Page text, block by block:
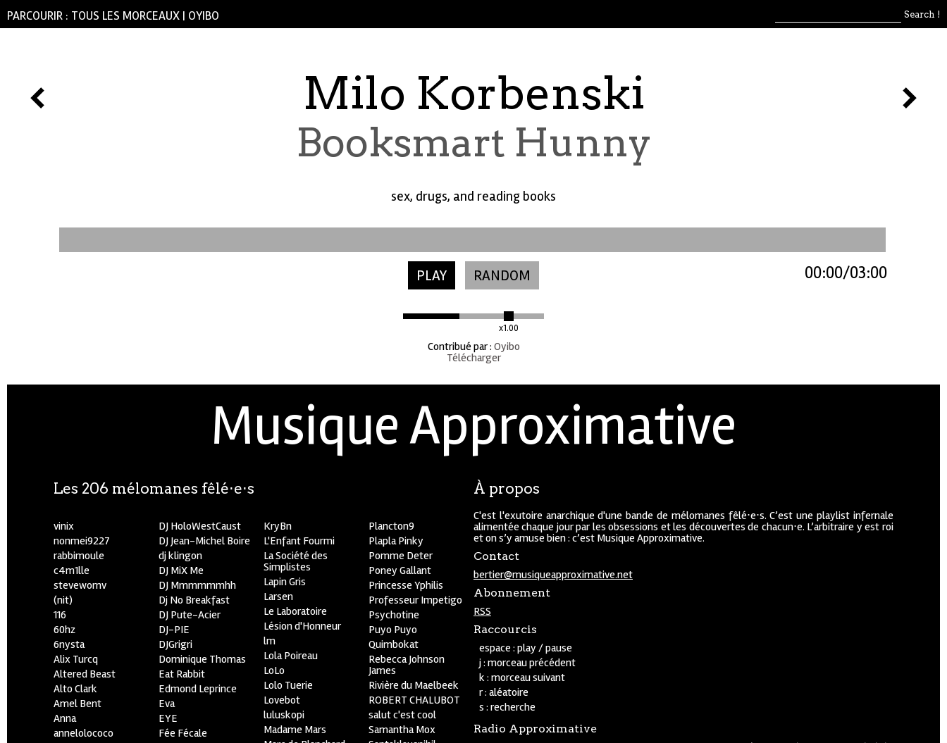
PARCOURIR : TOUS LES MORCEAUX | OYIBO
Milo Korbenski
Booksmart Hunny
sex, drugs, and reading books
PLAY RANDOM
x1.00
03:00
00:00
Contribué par: Oyibo
Télécharger
Musique Approximative
À propos
C'est l'exutoire anarchique d'une bande de mélomanes fêlé⋅e⋅s. C’est une playlist infernale
alimentée chaque jour par les obsessions et les découvertes de chacun⋅e. L’arbitraire y est roi
et on s’y amuse bien : c’est Musique Approximative.
Contact
bertier@musiqueapproximative.net
Abonnement
RSS
Raccourcis
espace : play / pause
j : morceau précédent
k : morceau suivant
r : aléatoire
s : recherche
Radio Approximative
Les 206 mélomanes fêlé⋅e⋅s
vinix
nonmei9227
rabbimoule
c4m1lle
stevewornv
(nit)
116
60hz
6nysta
Alix Turcq
Altered Beast
Alto Clark
Amel Bent
Anna
annelolococo
DJ HoloWestCaust
DJ Jean-Michel Boire
dj klingon
DJ MiX Me
DJ Mmmmmmhh
Dj No Breakfast
DJ Pute-Acier
DJ-PIE
DJGrigri
Dominique Thomas
Eat Rabbit
Edmond Leprince
Eva
EYE
Fée Fécale
KryBn
L'Enfant Fourmi
La Société des
Simplistes
Lapin Gris
Larsen
Le Laboratoire
Lésion d'Honneur
lm
Lola Poireau
LoLo
Lolo Tuerie
Lovebot
luluskopi
Madame Mars
Plancton9
Plapla Pinky
Pomme Deter
Poney Gallant
Princesse Yphilis
Professeur Impetigo
Psychotine
Puyo Puyo
Quimbokat
Rebecca Johnson
James
Rivière du Maelbeek
ROBERT CHALUBOT
salut c'est cool
Samantha Mox